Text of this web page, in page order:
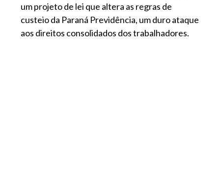
um projeto de lei que altera as regras de
custeio da Paraná Previdência, um duro ataque
aos direitos consolidados dos trabalhadores.